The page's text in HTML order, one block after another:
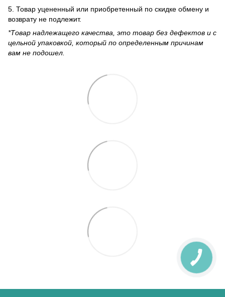
5. Товар уцененный или приобретенный по скидке обмену и
возврату не подлежит.
*Товар надлежащего качества, это товар без дефектов и с
цельной упаковкой, который по определенным причинам
вам не подошел.